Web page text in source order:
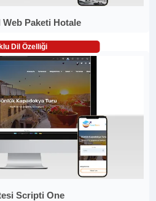
Paketi Hotale
Dil Özelliği
Scripti One